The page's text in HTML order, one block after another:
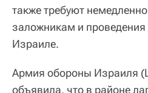
также требуют
заложникам и
Израиле.
Армия обороны Израиля
объявила, что в районе